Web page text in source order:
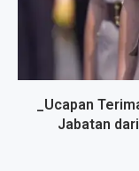
_Ucapan
Jabatan